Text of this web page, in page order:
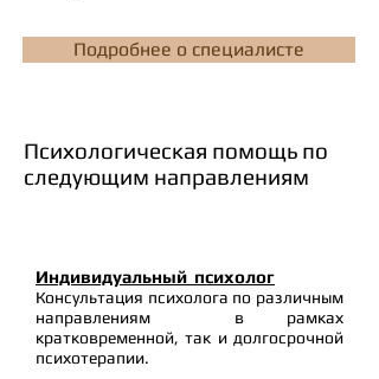
Психологическая помощь по
следующим направлениям
Индивидуальный психолог
Консультация психолога по различным
направлениям в рамках
кратковременной, так и долгосрочной
психотерапии.
Подробнее о специалисте